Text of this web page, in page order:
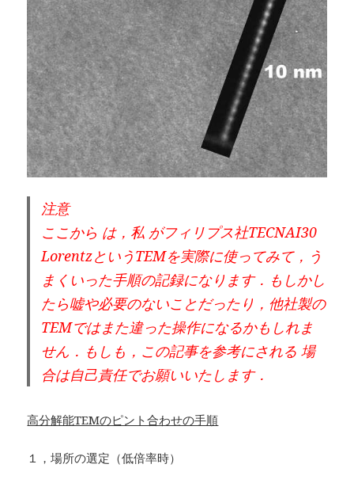
注意
ここから は， 私 がフィリプス社TECNAI30
LorentzというTEMを実際に使ってみて，う
まくいった手順の記録になります． もしかし
たら嘘や必要のないことだったり，他社製の
TEMではまた違った操作になるかもしれま
せん．もしも，この記事を参考にされる 場
合は自己責任でお願いいたします．
高分解能TEMのピント合わせの手順
１，場所の選定（低倍率時）